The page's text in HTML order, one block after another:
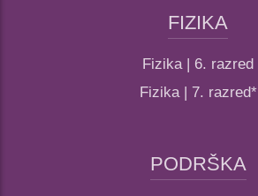
FIZIKA
Fizika | 6. razred
Fizika | 7. razred*
PODRŠKA